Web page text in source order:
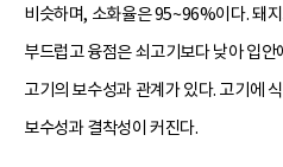
비슷하며, 소화율은 95~96%이다. 돼
부드럽고 융점은 쇠고기보다 낮아 입
고기의 보수성과 관계가 있다. 고기에
보수성과 결착성이 커진다.